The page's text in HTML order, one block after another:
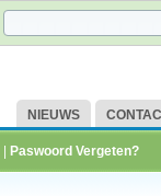
NIEUWS
Paswoord Vergeten?